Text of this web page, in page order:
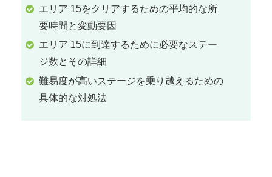
エリア 15をクリアするための平均的な所
要時間と変動要因
エリア 15に到達するために必要なステー
ジ数とその詳細
難易度が高いステージを乗り越えるための
具体的な対処法